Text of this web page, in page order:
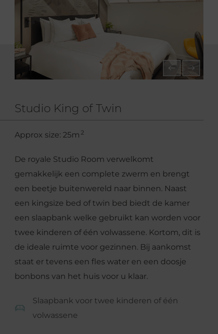
Studio King of Twin
Approx size: 25m 2
De royale Studio Room verwelkomt
gemakkelijk een complete zwerm en brengt
een beetje buitenwereld naar binnen. Naast
een kingsize bed of twin bed biedt de kamer
een slaapbank welke gebruikt kan worden voor
twee kinderen of één volwassene. Kortom, dit is
de ideale ruimte voor gezinnen. Bij aankomst
staat er tevens een fles water en een doosje
bonbons van het huis voor u klaar.
Slaapbank voor twee kinderen of één
volwassene